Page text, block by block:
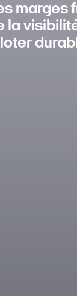
marges
la